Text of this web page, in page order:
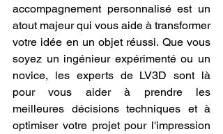
accompagnement personnalisé est un
atout majeur qui vous aide à transformer
votre idée en un objet réussi. Que vous
soyez un ingénieur expérimenté ou un
novice, les experts de LV3D sont là
pour vous aider à prendre les
meilleures décisions techniques et à
optimiser votre projet pour l'impression